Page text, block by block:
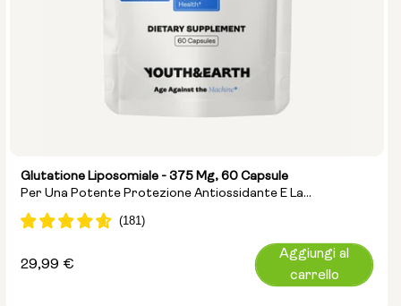
Glutatione Liposomiale - 375 Mg, 60 Capsule
Per Una Potente Protezione Antiossidante E La
Disintossicazione Cellulare
Prezzo
29,99 €
Aggiungi al
carrello